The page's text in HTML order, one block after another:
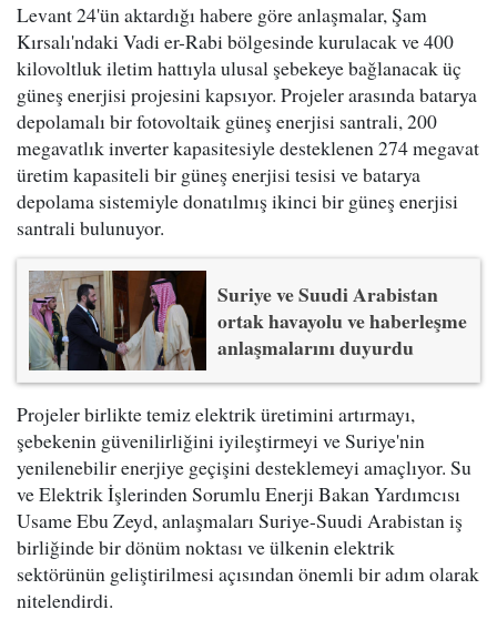
Levant 24'ün aktardığı habere göre anlaşmalar, Şam
Kırsalı'ndaki Vadi er-Rabi bölgesinde kurulacak ve 400
kilovoltluk iletim hattıyla ulusal şebekeye bağlanacak üç
güneş enerjisi projesini kapsıyor. Projeler arasında batarya
depolamalı bir fotovoltaik güneş enerjisi santrali, 200
megavatlık inverter kapasitesiyle desteklenen 274 megavat
üretim kapasiteli bir güneş enerjisi tesisi ve batarya
depolama sistemiyle donatılmış ikinci bir güneş enerjisi
santrali bulunuyor.
Suriye ve Suudi Arabistan
ortak havayolu ve haberleşme
anlaşmalarını duyurdu
Projeler birlikte temiz elektrik üretimini artırmayı,
şebekenin güvenilirliğini iyileştirmeyi ve Suriye'nin
yenilenebilir enerjiye geçişini desteklemeyi amaçlıyor. Su
ve Elektrik İşlerinden Sorumlu Enerji Bakan Yardımcısı
Usame Ebu Zeyd, anlaşmaları Suriye-Suudi Arabistan iş
birliğinde bir dönüm noktası ve ülkenin elektrik
sektörünün geliştirilmesi açısından önemli bir adım olarak
nitelendirdi.